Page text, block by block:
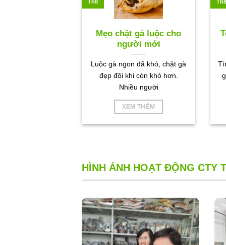
Mẹo chặt gà luộc cho
người mới
Luộc gà ngon đã khó, chặt gà
đẹp đôi khi còn khó hơn.
Nhiều người
XEM THÊM
Th8 Th8
HÌNH ẢNH HOẠT ĐỘNG CTY